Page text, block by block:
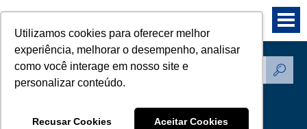
Utilizamos cookies para oferecer melhor
experiência, melhorar o desempenho, analisar
como você interage em nosso site e
personalizar conteúdo.
Recusar Cookies Aceitar Cookies
Produtos - Padrões de